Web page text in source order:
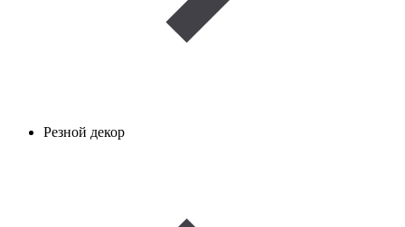
Резной декор